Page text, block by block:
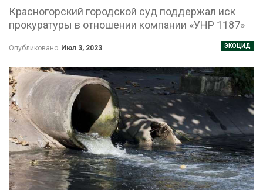
Красногорский городской суд поддержал иск
прокуратуры в отношении компании «УНР 1187»
ЭКОЦИД
Опубликовано Июл 3, 2023